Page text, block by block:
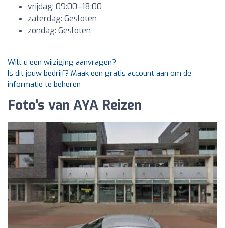
vrijdag: 09:00–18:00
zaterdag: Gesloten
zondag: Gesloten
Wilt u een wijziging aanvragen?
Is dit jouw bedrijf? Maak een gratis account aan om de
informatie te beheren
Foto's van AYA Reizen